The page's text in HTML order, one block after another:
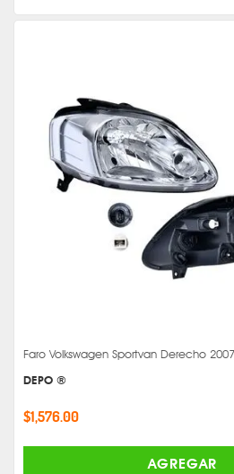
Faro Volkswagen Sportvan Derecho
DEPO ®
$1,576.00
AGREGAR